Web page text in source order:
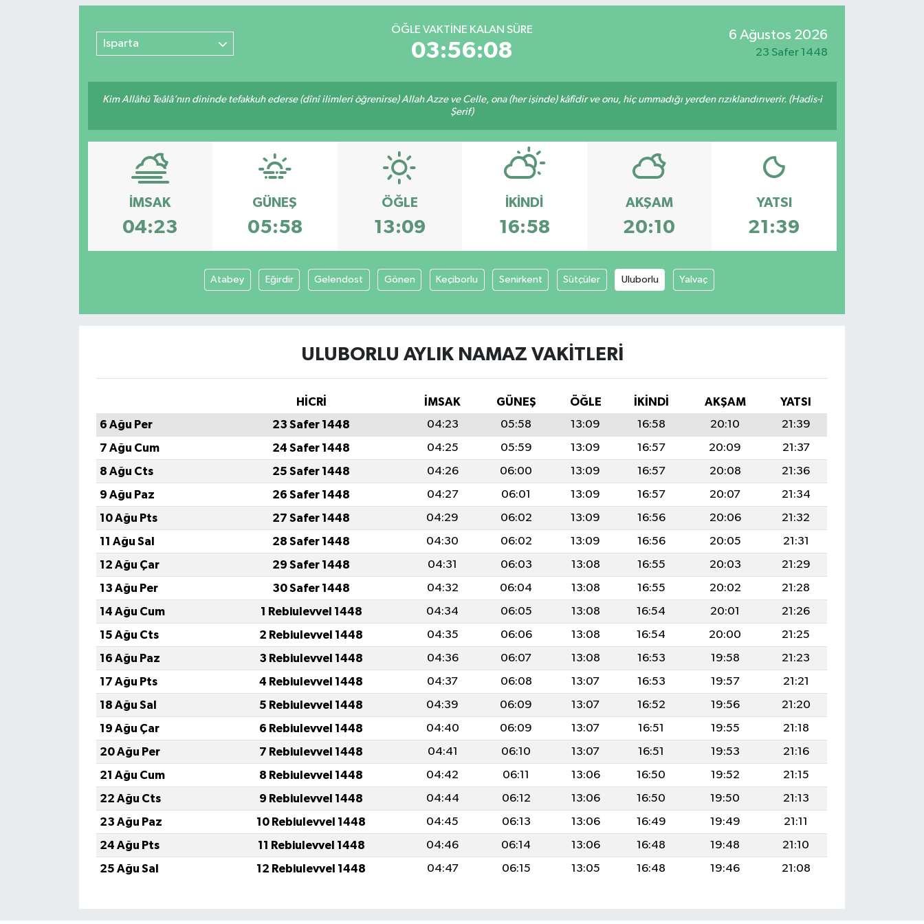
Isparta
ÖĞLE VAKTİNE KALAN SÜRE
03:56:08
6 Ağustos 2026
23 Safer 1448
Kim Allâhü Teâlâ’nın dininde tefakkuh ederse (dînî ilimleri öğrenirse) Allah Azze ve Celle, ona (her işinde) kâfîdir ve onu, hiç ummadığı yerden rızıklandırıverir. (Hadis-i
Şerif)
İMSAK
04:23
GÜNEŞ
05:58
ÖĞLE
13:09
İKINDI
16:58
AKŞAM
20:10
YATSI
21:39
Atabey Eğirdir Gelendost Gönen Keçiborlu Senirkent Sütçüler Uluborlu Yalvaç
ULUBORLU AYLIK NAMAZ VAKITLERI
HİCRİ İMSAK GÜNEŞ ÖĞLE İKINDI AKŞAM
YATSI
6 Ağu Per
23 Safer 1448 04:23 05:58 13:09 16:58 20:10
21:39
7 Ağu Cum
24 Safer 1448 04:25 05:59 13:09 16:57 20:09
21:37
8 Ağu Cts
25 Safer 1448 04:26 06:00 13:09 16:57 20:08
21:36
9 Ağu Paz
26 Safer 1448 04:27 06:01 13:09 16:57 20:07
21:34
10 Ağu Pts
27 Safer 1448 04:29 06:02 13:09 16:56 20:06
21:32
11 Ağu Sal
28 Safer 1448 04:30 06:02 13:09 16:56 20:05
21:31
12 Ağu Çar
29 Safer 1448 04:31 06:03 13:08 16:55 20:03
21:29
13 Ağu Per
30 Safer 1448 04:32 06:04 13:08 16:55 20:02
21:28
14 Ağu Cum
1 Rebiulevvel 1448 04:34 06:05 13:08 16:54 20:01
21:26
15 Ağu Cts
2 Rebiulevvel 1448 04:35 06:06 13:08 16:54 20:00
21:25
16 Ağu Paz
3 Rebiulevvel 1448 04:36 06:07 13:08 16:53 19:58
21:23
17 Ağu Pts
4 Rebiulevvel 1448 04:37 06:08 13:07 16:53 19:57
21:21
18 Ağu Sal
5 Rebiulevvel 1448 04:39 06:09 13:07 16:52 19:56
21:20
19 Ağu Çar
6 Rebiulevvel 1448 04:40 06:09 13:07 16:51 19:55
21:18
20 Ağu Per
7 Rebiulevvel 1448 04:41 06:10 13:07 16:51 19:53
21:16
21 Ağu Cum
8 Rebiulevvel 1448 04:42 06:11 13:06 16:50 19:52
21:15
22 Ağu Cts
9 Rebiulevvel 1448 04:44 06:12 13:06 16:50 19:50
21:13
23 Ağu Paz
10 Rebiulevvel 1448 04:45 06:13 13:06 16:49 19:49
21:11
24 Ağu Pts
11 Rebiulevvel 1448 04:46 06:14 13:06 16:48 19:48
21:10
25 Ağu Sal
12 Rebiulevvel 1448 04:47 06:15 13:05 16:48 19:46 21:08
Kültür & Sanat